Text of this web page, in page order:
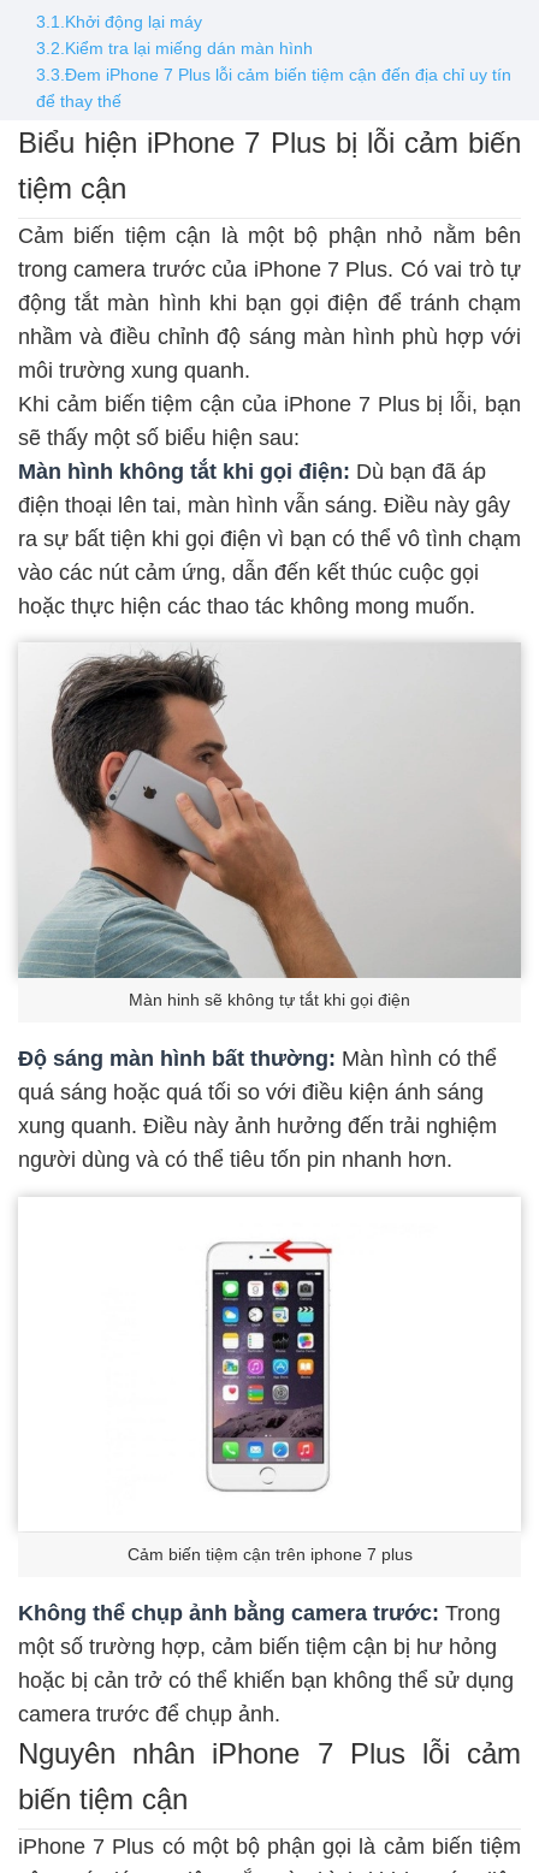
3.1.Khởi động lại máy
3.2.Kiểm tra lại miếng dán màn hình
3.3.Đem iPhone 7 Plus lỗi cảm biến tiệm cận đến địa chỉ uy tín
để thay thế
Biểu hiện iPhone 7 Plus bị lỗi cảm biến
tiệm cận
Cảm biến tiệm cận là một bộ phận nhỏ nằm bên
trong camera trước của iPhone 7 Plus. Có vai trò tự
động tắt màn hình khi bạn gọi điện để tránh chạm
nhầm và điều chỉnh độ sáng màn hình phù hợp với
môi trường xung quanh.
Khi cảm biến tiệm cận của iPhone 7 Plus bị lỗi, bạn
sẽ thấy một số biểu hiện sau:
Màn hình không tắt khi gọi điện: Dù bạn đã áp
điện thoại lên tai, màn hình vẫn sáng. Điều này gây
ra sự bất tiện khi gọi điện vì bạn có thể vô tình chạm
vào các nút cảm ứng, dẫn đến kết thúc cuộc gọi
hoặc thực hiện các thao tác không mong muốn.
Màn hinh sẽ không tự tắt khi gọi điện
Độ sáng màn hình bất thường: Màn hình có thể
quá sáng hoặc quá tối so với điều kiện ánh sáng
xung quanh. Điều này ảnh hưởng đến trải nghiệm
người dùng và có thể tiêu tốn pin nhanh hơn.
Cảm biến tiệm cận trên iphone 7 plus
Không thể chụp ảnh bằng camera trước: Trong
một số trường hợp, cảm biến tiệm cận bị hư hỏng
hoặc bị cản trở có thể khiến bạn không thể sử dụng
camera trước để chụp ảnh.
Nguyên nhân iPhone 7 Plus lỗi cảm
biến tiệm cận
iPhone 7 Plus có một bộ phận gọi là cảm biến tiệm